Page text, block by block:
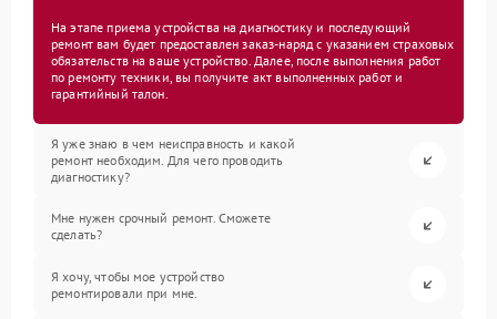
На этапе приема устройства на диагностику и последующий
ремонт вам будет предоставлен заказ-наряд с указанием страховых
обязательств на ваше устройство. Далее, после выполнения работ
по ремонту техники, вы получите акт выполненных работ и
гарантийный талон.
Я уже знаю в чем неисправность и какой
ремонт необходим. Для чего проводить
диагностику?
Мне нужен срочный ремонт. Сможете
сделать?
Я хочу, чтобы мое устройство
ремонтировали при мне.